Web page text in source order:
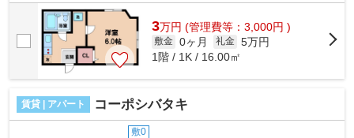
南大阪線などが利用可能！天王寺駅も...
3万円 (管理費等：3,000円 )
敷金 0ヶ月 礼金 5万円
1階 / 1K / 16.00㎡
賃貸 | アパート コーポシバタキ
敷0